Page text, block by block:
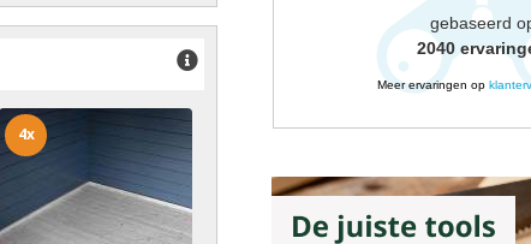
4x
gebaseerd
2040
Meer ervaringen op